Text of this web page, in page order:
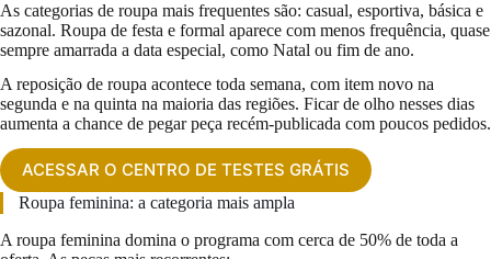
As categorias de roupa mais frequentes são: casual, esportiva, básica e
sazonal. Roupa de festa e formal aparece com menos frequência, quase
sempre amarrada a data especial, como Natal ou fim de ano.
A reposição de roupa acontece toda semana, com item novo na
segunda e na quinta na maioria das regiões. Ficar de olho nesses dias
aumenta a chance de pegar peça recém-publicada com poucos pedidos.
ACESSAR O CENTRO DE TESTES GRÁTIS
Roupa feminina: a categoria mais ampla
A roupa feminina domina o programa com cerca de 50% de toda a